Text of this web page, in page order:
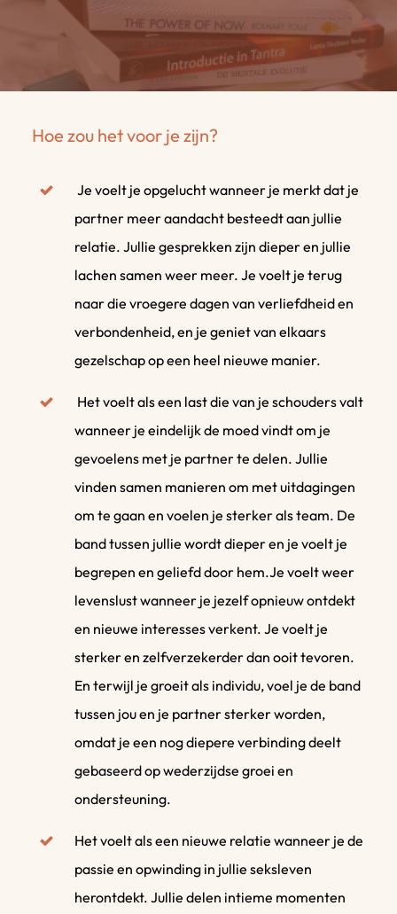
Hoe zou het voor je zijn?
Je voelt je opgelucht wanneer je merkt dat je
partner meer aandacht besteedt aan jullie
relatie. Jullie gesprekken zijn dieper en jullie
lachen samen weer meer. Je voelt je terug
naar die vroegere dagen van verliefdheid en
verbondenheid, en je geniet van elkaars
gezelschap op een heel nieuwe manier.
Het voelt als een last die van je schouders valt
wanneer je eindelijk de moed vindt om je
gevoelens met je partner te delen. Jullie
vinden samen manieren om met uitdagingen
om te gaan en voelen je sterker als team. De
band tussen jullie wordt dieper en je voelt je
begrepen en geliefd door hem.Je voelt weer
levenslust wanneer je jezelf opnieuw ontdekt
en nieuwe interesses verkent. Je voelt je
sterker en zelfverzekerder dan ooit tevoren.
En terwijl je groeit als individu, voel je de band
tussen jou en je partner sterker worden,
omdat je een nog diepere verbinding deelt
gebaseerd op wederzijdse groei en
ondersteuning.
Het voelt als een nieuwe relatie wanneer je de
passie en opwinding in jullie seksleven
herontdekt. Jullie delen intieme momenten